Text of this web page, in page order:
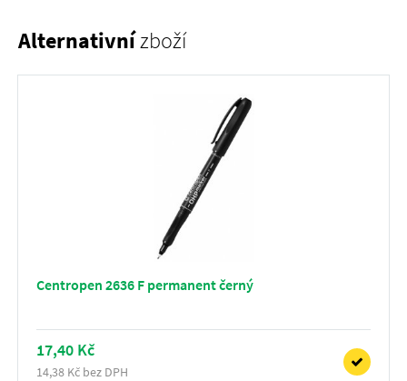
Alternativnízboží
Centropen 2636 F permanent černý
17,40 Kč
14,38 Kč bez DPH